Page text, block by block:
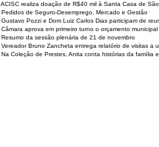
ACISC realiza doação de R$40 mil à Santa Casa de
Pedidos de Seguro-Desemprego, Mercado e Gestão
Gustavo Pozzi e Dom Luiz Carlos Dias participam de
Câmara aprova em primeiro turno o orçamento
Resumo da sessão plenária de 21 de novembro
Vereador Bruno Zancheta entrega relatório de visitas a
Na Coleção de Prestes, Anita conta histórias da família